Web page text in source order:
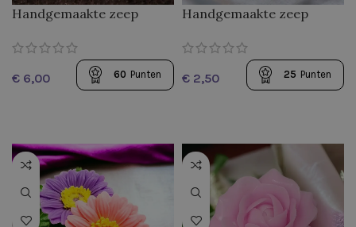
Handgemaakte zeep
€ 60 Punten
Handgemaakte zeep
€ 25 Punten